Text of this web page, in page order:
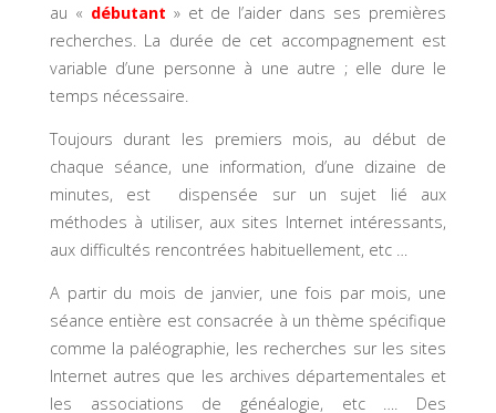
au « débutant » et de l’aider dans ses premières
recherches. La durée de cet accompagnement est
variable d’une personne à une autre ; elle dure le
temps nécessaire.
Toujours durant les premiers mois, au début de
chaque séance, une information, d’une dizaine de
minutes, est dispensée sur un sujet lié aux
méthodes à utiliser, aux sites Internet intéressants,
aux difficultés rencontrées habituellement, etc …
A partir du mois de janvier, une fois par mois, une
séance entière est consacrée à un thème spécifique
comme la paléographie, les recherches sur les sites
Internet autres que les archives départementales et
les associations de généalogie, etc …. Des